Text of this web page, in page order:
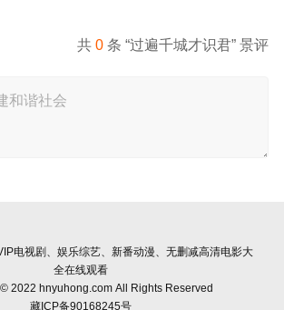
共0 条 “过遍千城才识君” 景评
电视剧、娱乐综艺、新番动漫、无删减高清电影大
全在线观看
2022 hnyuhong.com All Rights Reserved
藏ICP备90168245号